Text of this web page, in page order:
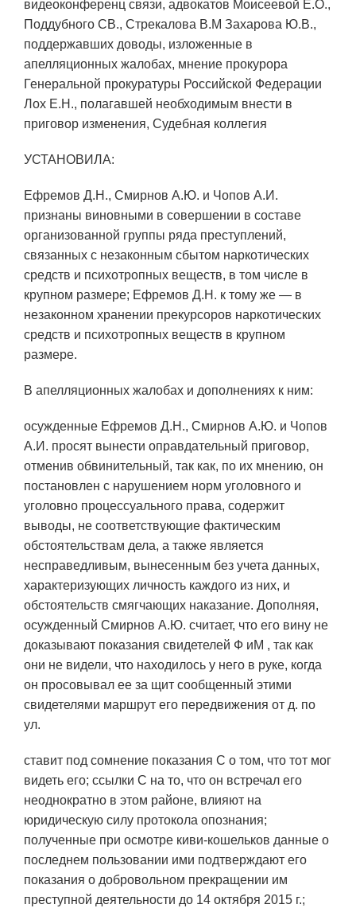
видеоконференц связи, адвокатов Моисеевой Е.О.,
Поддубного СВ., Стрекалова В.М Захарова Ю.В.,
поддержавших доводы, изложенные в
апелляционных жалобах, мнение прокурора
Генеральной прокуратуры Российской Федерации
Лох Е.Н., полагавшей необходимым внести в
приговор изменения, Судебная коллегия
УСТАНОВИЛА:
Ефремов Д.Н., Смирнов А.Ю. и Чопов А.И.
признаны виновными в совершении в составе
организованной группы ряда преступлений,
связанных с незаконным сбытом наркотических
средств и психотропных веществ, в том числе в
крупном размере; Ефремов Д.Н. к тому же — в
незаконном хранении прекурсоров наркотических
средств и психотропных веществ в крупном
размере.
В апелляционных жалобах и дополнениях к ним:
осужденные Ефремов Д.Н., Смирнов А.Ю. и Чопов
А.И. просят вынести оправдательный приговор,
отменив обвинительный, так как, по их мнению, он
постановлен с нарушением норм уголовного и
уголовно процессуального права, содержит
выводы, не соответствующие фактическим
обстоятельствам дела, а также является
несправедливым, вынесенным без учета данных,
характеризующих личность каждого из них, и
обстоятельств смягчающих наказание. Дополняя,
осужденный Смирнов А.Ю. считает, что его вину не
доказывают показания свидетелей Ф иМ , так как
они не видели, что находилось у него в руке, когда
он просовывал ее за щит сообщенный этими
свидетелями маршрут его передвижения от д. по
ул.
ставит под сомнение показания С о том, что тот мог
видеть его; ссылки С на то, что он встречал его
неоднократно в этом районе, влияют на
юридическую силу протокола опознания;
полученные при осмотре киви-кошельков данные о
последнем пользовании ими подтверждают его
показания о добровольном прекращении им
преступной деятельности до 14 октября 2015 г.;